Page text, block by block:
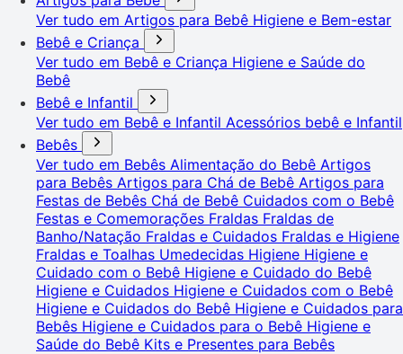
Ver tudo em Artigos para Bebê Higiene e Bem-estar
Bebê e Criança
Ver tudo em Bebê e Criança Higiene e Saúde do
Bebê
Bebê e Infantil
Ver tudo em Bebê e Infantil Acessórios bebê e Infantil
Bebês
Ver tudo em Bebês Alimentação do Bebê Artigos
para Bebês Artigos para Chá de Bebê Artigos para
Festas de Bebês Chá de Bebê Cuidados com o Bebê
Festas e Comemorações Fraldas Fraldas de
Banho/Natação Fraldas e Cuidados Fraldas e Higiene
Fraldas e Toalhas Umedecidas Higiene Higiene e
Cuidado com o Bebê Higiene e Cuidado do Bebê
Higiene e Cuidados Higiene e Cuidados com o Bebê
Higiene e Cuidados do Bebê Higiene e Cuidados para
Bebês Higiene e Cuidados para o Bebê Higiene e
Saúde do Bebê Kits e Presentes para Bebês